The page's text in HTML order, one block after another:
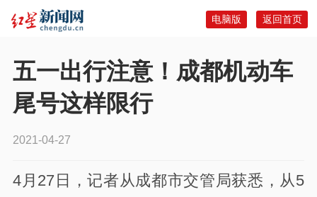
返回首页
电脑版
五一出行注意！成都机动车
尾号这样限行
2021-04-27
4月27日，记者从成都市交管局获悉，从5